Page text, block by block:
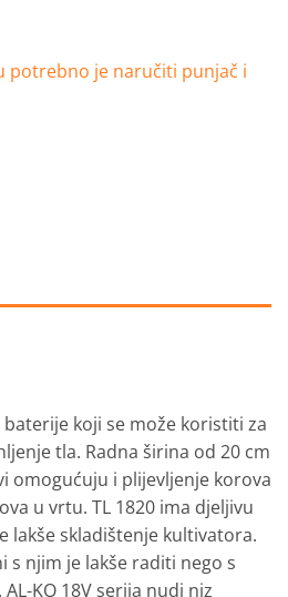
potrebno je naručiti punjač i
koji se može koristiti za
tla. Radna širina od 20 cm
omogućuju i plijevljenje korova
u vrtu. TL 1820 ima djeljivu
lakše skladištenje kultivatora.
s njim je lakše raditi nego s
AL-KO 18V serija nudi niz